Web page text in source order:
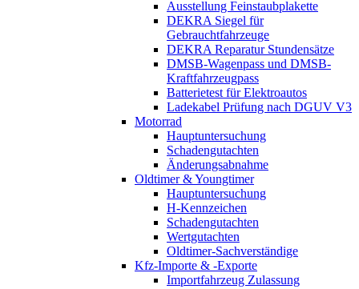
Ausstellung Feinstaubplakette
DEKRA Siegel für
Gebrauchtfahrzeuge
DEKRA Reparatur Stundensätze
DMSB-Wagenpass und DMSB-
Kraftfahrzeugpass
Batterietest für Elektroautos
Ladekabel Prüfung nach DGUV V3
Motorrad
Hauptuntersuchung
Schadengutachten
Änderungsabnahme
Oldtimer & Youngtimer
Hauptuntersuchung
H-Kennzeichen
Schadengutachten
Wertgutachten
Oldtimer-Sachverständige
Kfz-Importe & -Exporte
Importfahrzeug Zulassung